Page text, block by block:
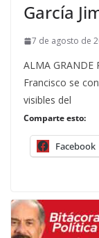
García
7 de agosto de
ALMA GRANDE
Francisco se
visibles del
Comparte esto:
Facebook